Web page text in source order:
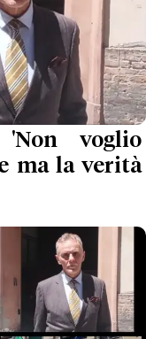
'Non voglio
ma la verità